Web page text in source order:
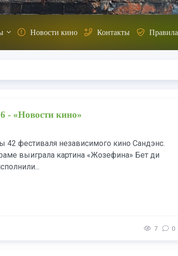
Новости кино Контакты Правила
- «Новости кино»
42 фестиваля независимого кино Сандэнс.
выиграла картина «Жозефина» Бет ди
7 0